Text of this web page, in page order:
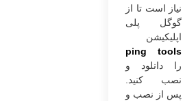
نیاز است تا از
گوگل پلی
اپلیکیشن
ping tools
را دانلود و
نصب کنید.
پس‌ از نصب و